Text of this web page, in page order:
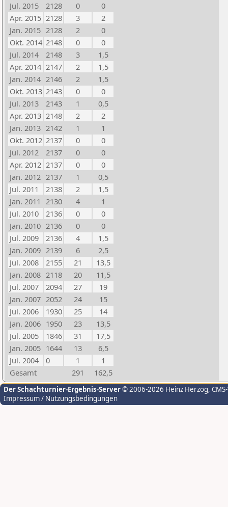
Jul. 2015
2128 0
0
Apr. 2015 2128 3
2
Jan. 2015 2128 2
0
Okt. 2014 2148 0
0
Jul. 2014
2148 3
1,5
Apr. 2014 2147 2
1,5
Jan. 2014 2146 2
1,5
Okt. 2013 2143 0
0
Jul. 2013
2143 1
0,5
Apr. 2013 2148 2
2
Jan. 2013 2142 1
1
Okt. 2012 2137 0
0
Jul. 2012
2137 0
0
Apr. 2012 2137 0
0
Jan. 2012 2137 1
0,5
Jul. 2011
2138 2
1,5
Jan. 2011 2130 4
1
Jul. 2010
2136 0
0
Jan. 2010 2136 0
0
Jul. 2009
2136 4
1,5
Jan. 2009 2139 6
2,5
Jul. 2008
2155 21
13,5
Jan. 2008 2118 20
11,5
Jul. 2007
2094 27
19
Jan. 2007 2052 24
15
Jul. 2006
1930 25
14
Jan. 2006 1950 23
13,5
Jul. 2005
1846 31
17,5
Jan. 2005 1644 13
6,5
Jul. 2004
0 1
1
Gesamt
291 162,5
Der Schachturnier-Ergebnis-Server© 2006-2026 Heinz Herzog,
Impressum / Nutzungsbedingungen